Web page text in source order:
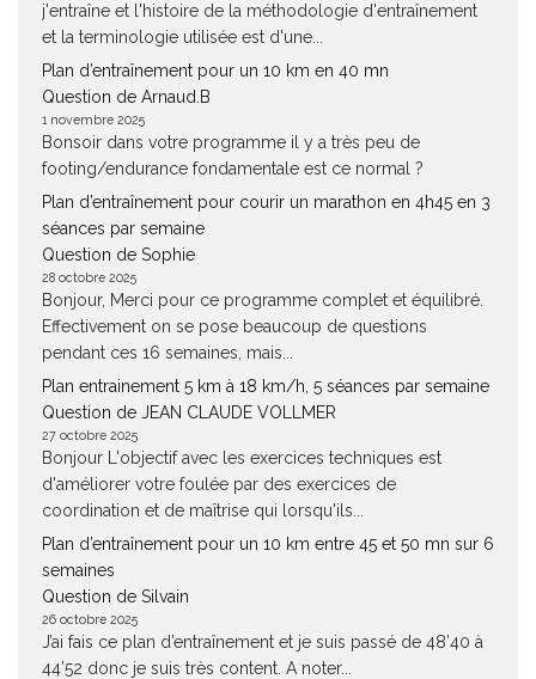
j'entraîne et l'histoire de la méthodologie d'entraînement
et la terminologie utilisée est d'une...
Plan d’entraînement pour un 10 km en 40 mn
Question de Arnaud.B
1 novembre 2025
Bonsoir dans votre programme il y a très peu de
footing/endurance fondamentale est ce normal ?
Plan d’entraînement pour courir un marathon en 4h45 en 3
séances par semaine
Question de Sophie
28 octobre 2025
Bonjour, Merci pour ce programme complet et équilibré.
Effectivement on se pose beaucoup de questions
pendant ces 16 semaines, mais...
Plan entrainement 5 km à 18 km/h, 5 séances par semaine
Question de JEAN CLAUDE VOLLMER
27 octobre 2025
Bonjour L'objectif avec les exercices techniques est
d'améliorer votre foulée par des exercices de
coordination et de maîtrise qui lorsqu'ils...
Plan d’entraînement pour un 10 km entre 45 et 50 mn sur 6
semaines
Question de Silvain
26 octobre 2025
J’ai fais ce plan d’entraînement et je suis passé de 48’40 à
44’52 donc je suis très content. A noter...